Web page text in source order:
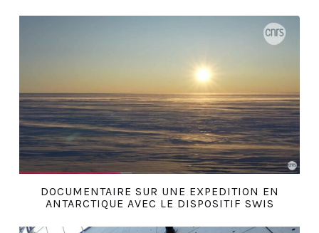
DOCUMENTAIRE SUR UNE EXPEDITION EN
ANTARCTIQUE AVEC LE DISPOSITIF SWIS